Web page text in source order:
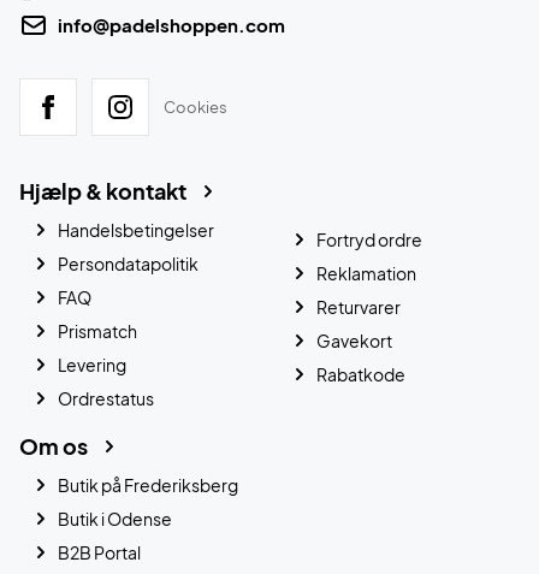
info@padelshoppen.com
Cookies
Hjælp & kontakt
Handelsbetingelser
Persondatapolitik
FAQ
Prismatch
Levering
Ordrestatus
Fortryd ordre
Reklamation
Returvarer
Gavekort
Rabatkode
Om os
Butik på Frederiksberg
Butik i Odense
B2B Portal